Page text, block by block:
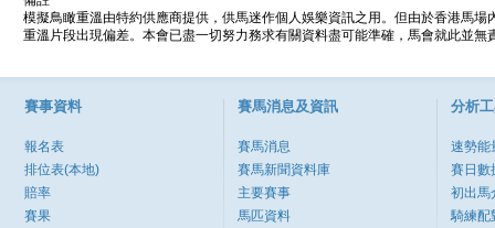
模擬鳥瞰重溫由特約供應商提供，供馬迷作個人娛樂資訊之用。但由於香港馬
重溫片段出現偏差。本會已盡一切努力務求有關資料盡可能準確，馬會就此並
賽事資料
報名表
排位表(本地)
賠率
賽果
賽馬消息及資訊
賽馬消息
賽馬新聞資料庫
主要賽事
馬匹資料
分析
速勢能
賽日數
初出馬
騎練配